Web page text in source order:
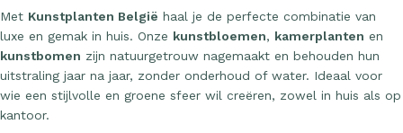
Met Kunstplanten België haal je de perfecte combinatie van
luxe en gemak in huis. Onze kunstbloemen, kamerplanten en
kunstbomen zijn natuurgetrouw nagemaakt en behouden hun
uitstraling jaar na jaar, zonder onderhoud of water. Ideaal voor
wie een stijlvolle en groene sfeer wil creëren, zowel in huis als op
kantoor.